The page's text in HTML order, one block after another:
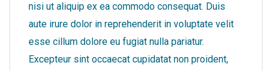
nisi ut aliquip ex ea commodo consequat. Duis
aute irure dolor in reprehenderit in voluptate velit
esse cillum dolore eu fugiat nulla pariatur.
Excepteur sint occaecat cupidatat non proident,